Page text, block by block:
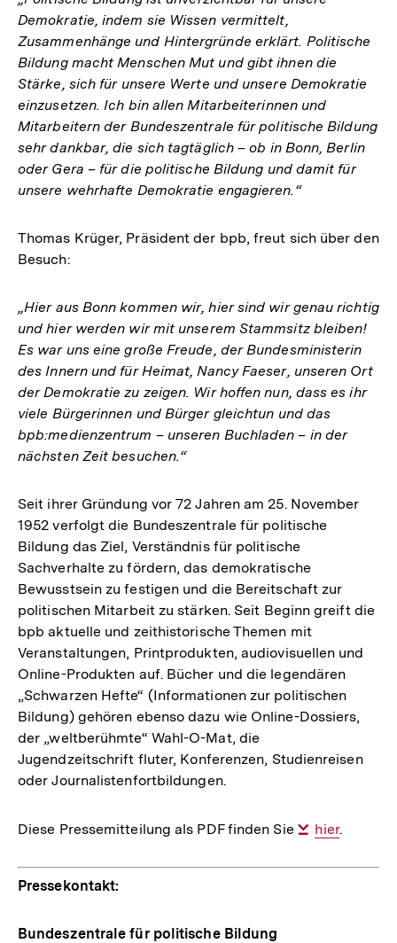
Demokratie, indem sie Wissen vermittelt,
Zusammenhänge und Hintergründe erklärt. Politische
Bildung macht Menschen Mut und gibt ihnen die
Stärke, sich für unsere Werte und unsere Demokratie
einzusetzen. Ich bin allen Mitarbeiterinnen und
Mitarbeitern der Bundeszentrale für politische Bildung
sehr dankbar, die sich tagtäglich – ob in Bonn, Berlin
oder Gera – für die politische Bildung und damit für
unsere wehrhafte Demokratie engagieren.“
Thomas Krüger, Präsident der bpb, freut sich über den
Besuch:
„Hier aus Bonn kommen wir, hier sind wir genau richtig
und hier werden wir mit unserem Stammsitz bleiben!
Es war uns eine große Freude, der Bundesministerin
des Innern und für Heimat, Nancy Faeser, unseren Ort
der Demokratie zu zeigen. Wir hoffen nun, dass es ihr
viele Bürgerinnen und Bürger gleichtun und das
bpb:medienzentrum – unseren Buchladen – in der
nächsten Zeit besuchen.“
Seit ihrer Gründung vor 72 Jahren am 25. November
1952 verfolgt die Bundeszentrale für politische
Bildung das Ziel, Verständnis für politische
Sachverhalte zu fördern, das demokratische
Bewusstsein zu festigen und die Bereitschaft zur
politischen Mitarbeit zu stärken. Seit Beginn greift die
bpb aktuelle und zeithistorische Themen mit
Veranstaltungen, Printprodukten, audiovisuellen und
Online-Produkten auf. Bücher und die legendären
„Schwarzen Hefte“ (Informationen zur politischen
Bildung) gehören ebenso dazu wie Online-Dossiers,
der „weltberühmte“ Wahl-O-Mat, die
Jugendzeitschrift fluter, Konferenzen, Studienreisen
oder Journalistenfortbildungen.
Diese Pressemitteilung als PDF finden Sie
Interner
hier.
Pressekontakt:
Bundeszentrale für politische Bildung